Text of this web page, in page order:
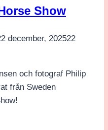
Show
december, 202522
och fotograf Philip
från Sweden